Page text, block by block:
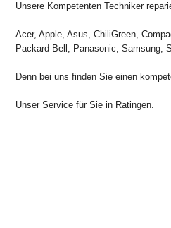
Unsere Kompetenten Techniker
Acer, Apple, Asus, ChiliGreen,
Packard Bell, Panasonic, Samsung,
Denn bei uns finden Sie einen
Unser Service für Sie in Ratingen.